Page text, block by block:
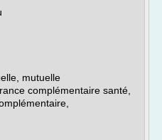
mutuelle
complémentaire santé,